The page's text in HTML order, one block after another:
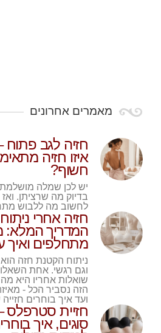
מאמרים אחרונים
חזיה לגב
איזו חזיה
חשוף?
יש לכן שמלה
בדיוק מה שרציתן.
לחשוב מה ללבוש
חזיה אחרי
המדריך המלא:
מתחלפים ואיך
ניתוח הקטנת חזה הוא
וגם רגשי. אחת
שואלות אחריו היא
הזה נסביר הכל -
ועד איך בוחרים
חזיית סטרפלס
סוגים, איך